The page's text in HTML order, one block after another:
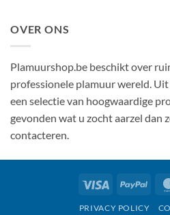
OVER ONS
Plamuurshop.be beschikt over
professionele plamuur wereld.
een selectie van hoogwaardige
gevonden wat u zocht aarzel dan
contacteren.
Visa
PRIVACY POLICY